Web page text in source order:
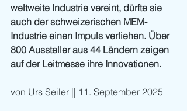
weltweite Industrie vereint, dürfte sie
auch der schweizerischen MEM-
Industrie einen Impuls verliehen. Über
800 Aussteller aus 44 Ländern zeigen
auf der Leitmesse ihre Innovationen.
von Urs Seiler || 11. September 2025